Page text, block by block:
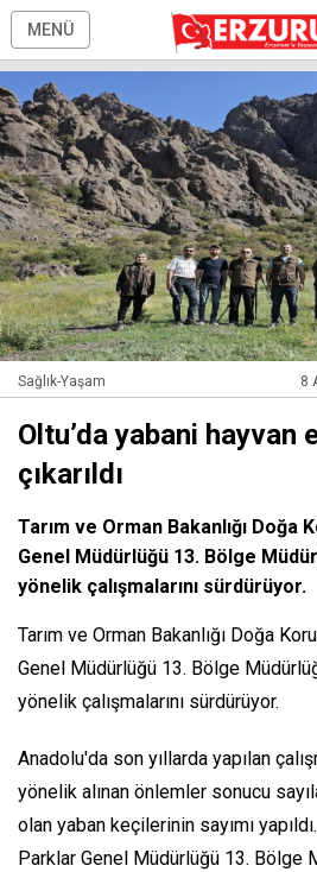
MENÜ
Sağlık-Yaşam 8
Oltu’da yabani hayvan
çıkarıldı
Tarım ve Orman Bakanlığı
Genel Müdürlüğü 13. Bölge
yönelik çalışmalarını sürdürüyor.
Tarım ve Orman Bakanlığı Doğa
Genel Müdürlüğü 13. Bölge
yönelik çalışmalarını sürdürüyor.
Anadolu'da son yıllarda yapılan
yönelik alınan önlemler sonucu
olan yaban keçilerinin sayımı
Parklar Genel Müdürlüğü 13. Bölge